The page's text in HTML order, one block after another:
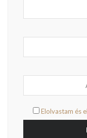
Elolvastam és